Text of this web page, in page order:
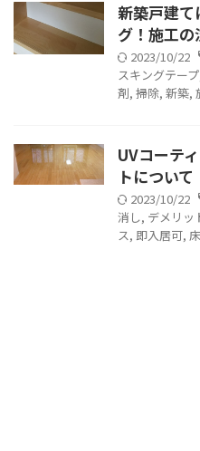
新築戸建て
グ！施工の
2023/10/22
スキングテープ
剤, 掃除, 新築,
UVコーテ
トについて
2023/10/22
消し, デメリッ
ス, 即入居可,